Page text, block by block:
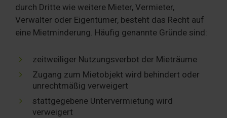
durch Dritte wie weitere Mieter, Vermieter,
Verwalter oder Eigentümer, besteht das Recht auf
eine Mietminderung. Häufig genannte Gründe sind:
zeitweiliger Nutzungsverbot der Mieträume
Zugang zum Mietobjekt wird behindert oder
unrechtmäßig verweigert
stattgegebene Untervermietung wird
verweigert